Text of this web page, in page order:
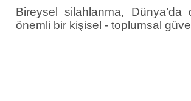
Bireysel silahlanma,
önemli bir kişisel - toplumsal